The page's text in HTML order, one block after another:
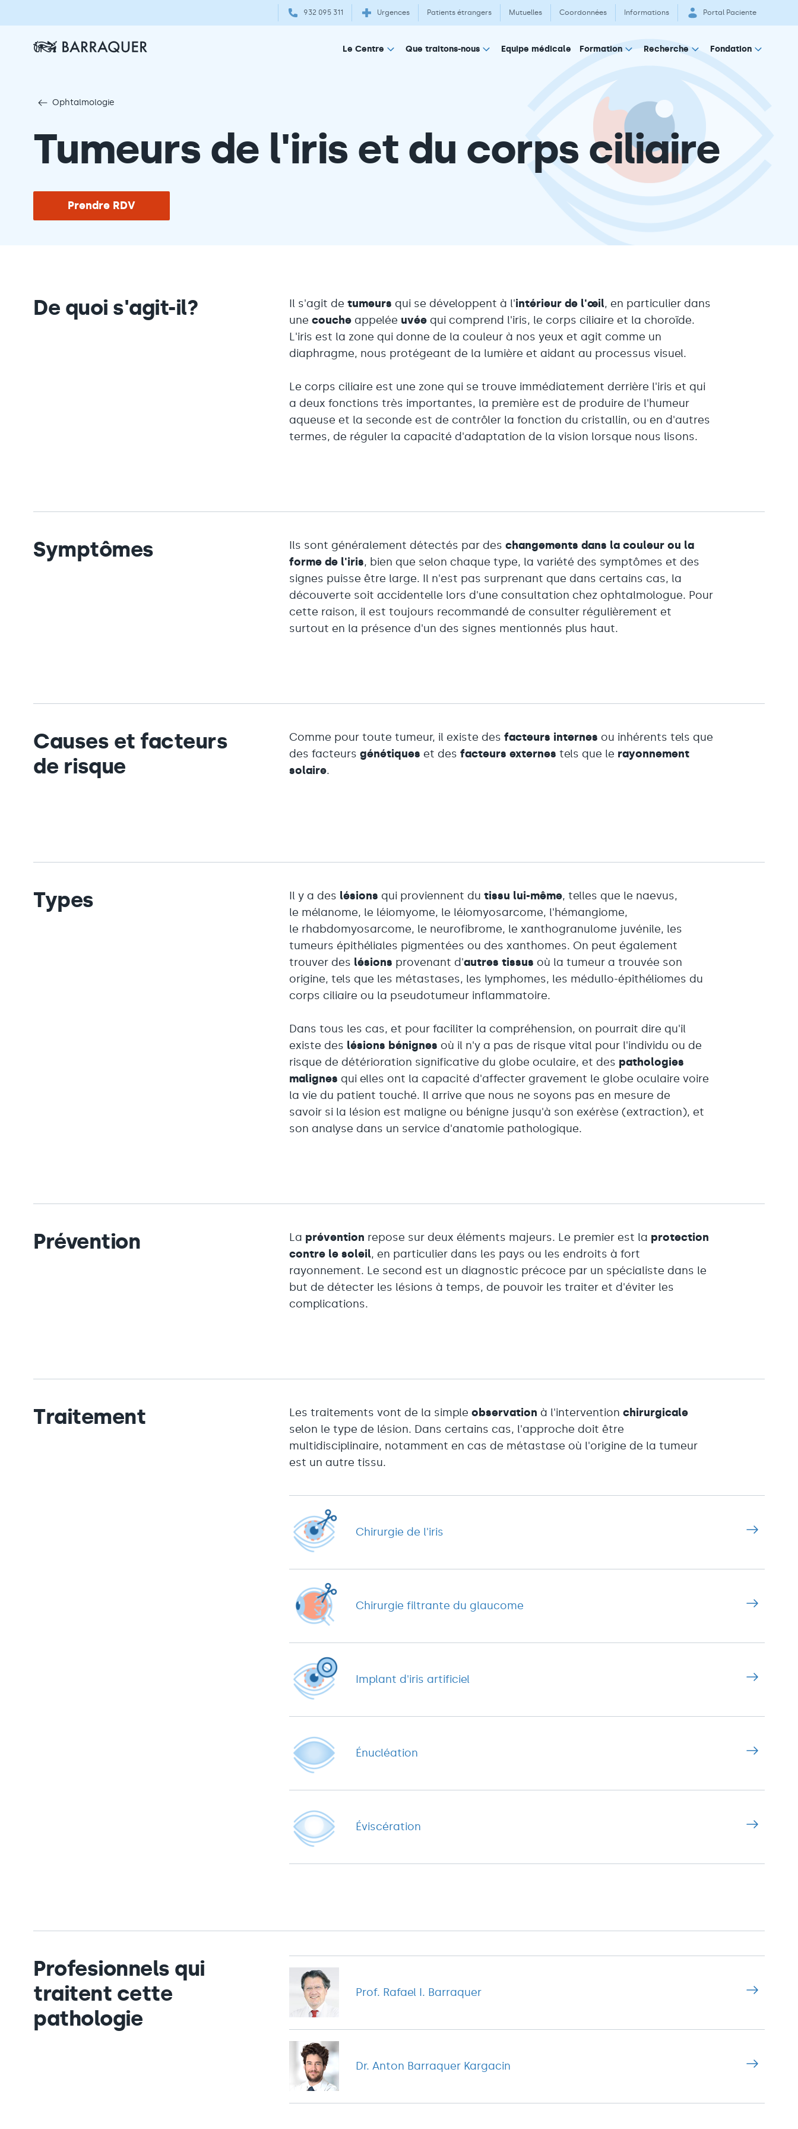
932 095 311 Urgences Patients étrangers Mutuelles Coordonnées Informations Portal Paciente
Le Centre Que traitons-nous Equipe médicale Formation Recherche Fondation
Ophtalmologie
Tumeurs de l'iris et du corps ciliaire
Prendre RDV
De quoi s'agit-il? Il s'agit detumeurs qui se développent à l'intérieur de l'œil, en particulier dans
unecouche appelée uvée qui comprend l'iris, le corps ciliaire et la choroïde.
L'iris est la zone qui donne de la couleur à nos yeux et agit comme un
diaphragme, nous protégeant de la lumière et aidant au processus visuel.
Le corps ciliaire est une zone qui se trouve immédiatement derrière l'iris et qui
a deux fonctions très importantes, la première est de produire de l'humeur
aqueuse et la seconde est de contrôler la fonction du cristallin, ou en d'autres
termes, de réguler la capacité d'adaptation de la vision lorsque nous lisons.
Symptômes Ils sont généralement détectés par deschangements dans la couleur ou la
forme de l'iris, bien que selon chaque type, la variété des symptômes et des
signes puisse être large. Il n'est pas surprenant que dans certains cas, la
découverte soit accidentelle lors d'une consultation chez ophtalmologue. Pour
cette raison, il est toujours recommandé de consulter régulièrement et
surtout en la présence d'un des signes mentionnés plus haut.
Causes et facteurs
de risque
Comme pour toute tumeur, il existe desfacteurs internes ou inhérents tels que
des facteursgénétiques et desfacteurs externes tels que le rayonnement
solaire.
Types Il y a des lésions qui proviennent dutissu lui-même, telles que le naevus,
le mélanome, le léiomyome, le léiomyosarcome, l'hémangiome,
le rhabdomyosarcome, le neurofibrome, le xanthogranulome juvénile, les
tumeurs épithéliales pigmentées ou des xanthomes. On peut également
trouver des lésions provenant d'autres tissus où la tumeur a trouvée son
origine, tels que les métastases, les lymphomes, les médullo-épithéliomes du
corps ciliaire ou la pseudotumeur inflammatoire.
Dans tous les cas, et pour faciliter la compréhension, on pourrait dire qu'il
existe des lésions bénignes où il n'y a pas de risque vital pour l'individu ou de
risque de détérioration significative du globe oculaire, et des pathologies
malignes qui elles ont la capacité d'affecter gravement le globe oculaire voire
la vie du patient touché. Il arrive que nous ne soyons pas en mesure de
savoir si la lésion est maligne ou bénigne jusqu'à son exérèse (extraction), et
son analyse dans un service d'anatomie pathologique.
Prévention La prévention repose sur deux éléments majeurs. Le premier est la protection
contre le soleil, en particulier dans les pays ou les endroits à fort
rayonnement. Le second est un diagnostic précoce par un spécialiste dans le
but de détecter les lésions à temps, de pouvoir les traiter et d'éviter les
complications.
Traitement Les traitements vont de la simpleobservation à l'interventionchirurgicale
selon le type de lésion. Dans certains cas, l'approche doit être
multidisciplinaire, notamment en cas de métastase où l'origine de la tumeur
est un autre tissu.
Chirurgie de l'iris
Chirurgie filtrante du glaucome
Implant d'iris artificiel
Énucléation
Éviscération
Profesionnels qui
traitent cette
pathologie
Prof. Rafael I. Barraquer
Dr. Anton Barraquer Kargacin